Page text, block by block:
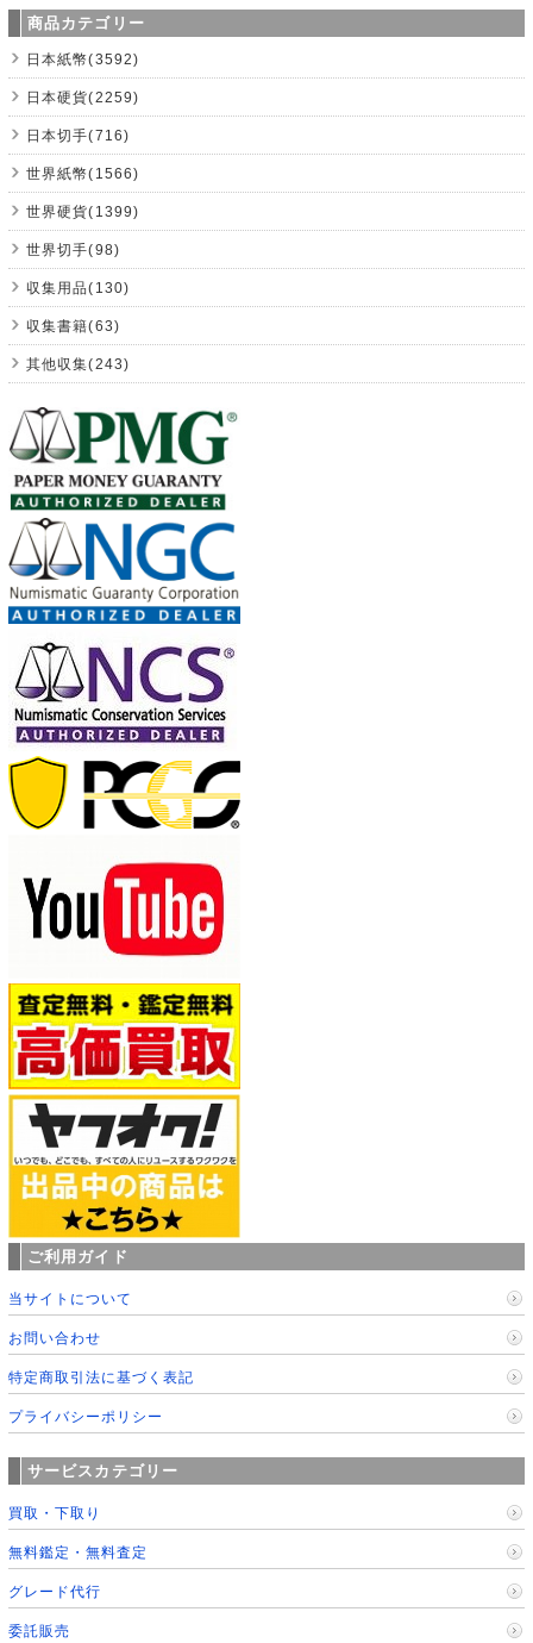
商品カテゴリー
日本紙幣(3592)
日本硬貨(2259)
日本切手(716)
世界紙幣(1566)
世界硬貨(1399)
世界切手(98)
収集用品(130)
収集書籍(63)
其他収集(243)
ご利用ガイド
当サイトについて
お問い合わせ
特定商取引法に基づく表記
プライバシーポリシー
サービスカテゴリー
買取・下取り
無料鑑定・無料査定
グレード代行
委託販売